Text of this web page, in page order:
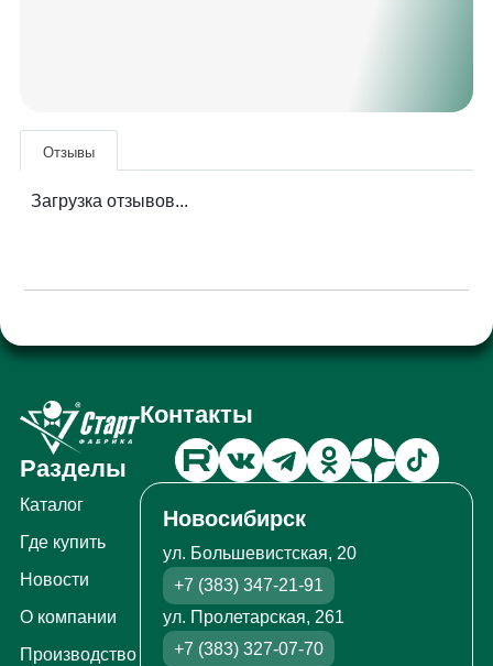
Отзывы
Загрузка отзывов...
Разделы
Каталог
Где купить
Новости
О компании
Производство
Контакты
Новосибирск
ул. Большевистская, 20
+7 (383) 347-21-91
ул. Пролетарская, 261
+7 (383) 327-07-70